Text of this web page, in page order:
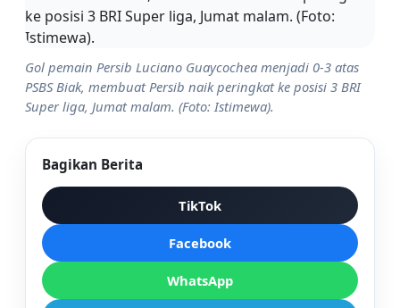
Gol pemain Persib Luciano Guaycochea menjadi 0-3 atas
PSBS Biak, membuat Persib naik peringkat ke posisi 3 BRI
Super liga, Jumat malam. (Foto: Istimewa).
Bagikan Berita
TikTok
Facebook
WhatsApp